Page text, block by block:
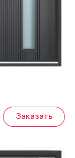
Заказать